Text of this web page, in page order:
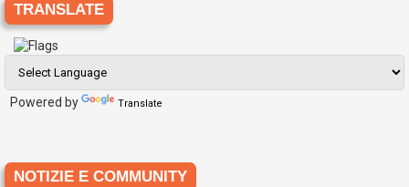
TRANSLATE
Powered by Translate
NOTIZIE E COMMUNITY